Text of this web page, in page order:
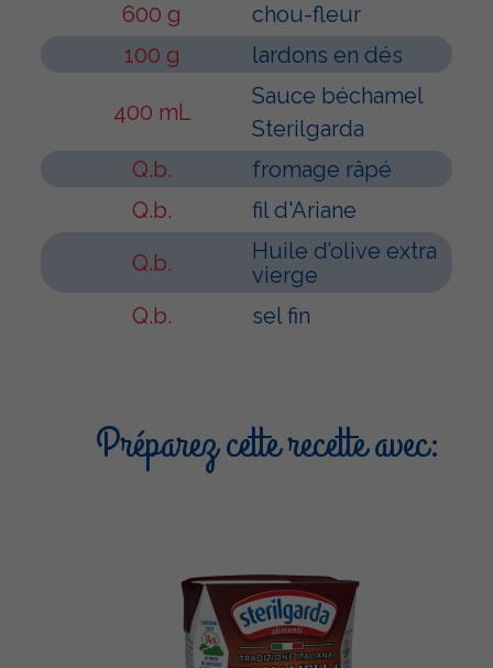
600 g
chou-fleur
100 g
lardons en dés
400 mL
Sauce béchamel
Sterilgarda
Q.b.
fromage râpé
Q.b.
fil d'Ariane
Q.b.
Huile d’olive extra
vierge
Q.b.
sel fin
Préparez cette recette avec: